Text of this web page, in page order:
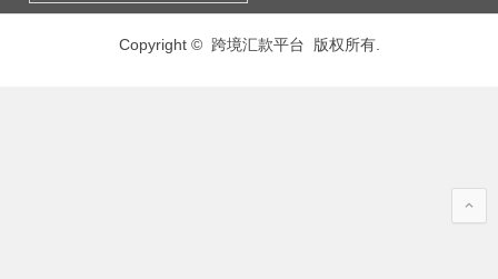
Copyright © 跨境汇款平台 版权所有.